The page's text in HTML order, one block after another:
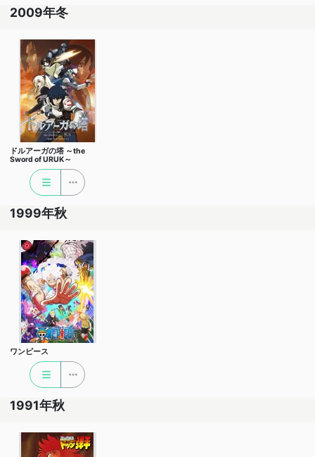
2009年冬
ドルアーガの塔 ～the
Sword of URUK～
1999年秋
ワンピース
1991年秋